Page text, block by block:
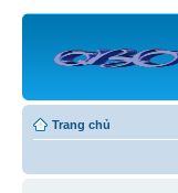
Trang chủ